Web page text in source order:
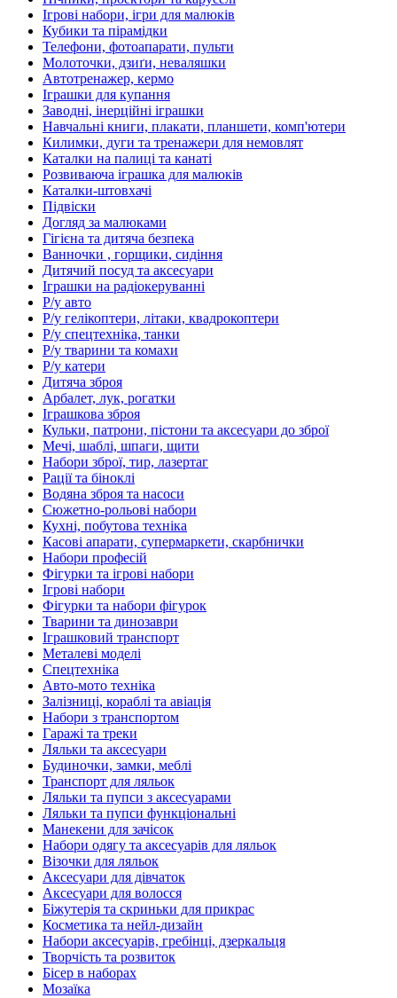
Ігрові набори, ігри для малюків
Кубики та пірамідки
Телефони, фотоапарати, пульти
Молоточки, дзиґи, неваляшки
Автотренажер, кермо
Іграшки для купання
Заводні, інерційні іграшки
Навчальні книги, плакати, планшети, комп'ютери
Килимки, дуги та тренажери для немовлят
Каталки на палиці та канаті
Розвиваюча іграшка для малюків
Каталки-штовхачі
Підвіски
Догляд за малюками
Гігієна та дитяча безпека
Ванночки , горщики, сидіння
Дитячий посуд та аксесуари
Іграшки на радіокеруванні
Р/у авто
Р/у гелікоптери, літаки, квадрокоптери
Р/у спецтехніка, танки
Р/у тварини та комахи
Р/у катери
Дитяча зброя
Арбалет, лук, рогатки
Іграшкова зброя
Кульки, патрони, пістони та аксесуари до зброї
Мечі, шаблі, шпаги, щити
Набори зброї, тир, лазертаг
Рації та біноклі
Водяна зброя та насоси
Сюжетно-рольові набори
Кухні, побутова техніка
Касові апарати, супермаркети, скарбнички
Набори професій
Фігурки та ігрові набори
Ігрові набори
Фігурки та набори фігурок
Тварини та динозаври
Іграшковий транспорт
Металеві моделі
Спецтехніка
Авто-мото техніка
Залізниці, кораблі та авіація
Набори з транспортом
Гаражі та треки
Ляльки та аксесуари
Будиночки, замки, меблі
Транспорт для ляльок
Ляльки та пупси з аксесуарами
Ляльки та пупси функціональні
Манекени для зачісок
Набори одягу та аксесуарів для ляльок
Візочки для ляльок
Аксесуари для дівчаток
Аксесуари для волосся
Біжутерія та скриньки для прикрас
Косметика та нейл-дизайн
Набори аксесуарів, гребінці, дзеркальця
Творчість та розвиток
Бісер в наборах
Мозаїка